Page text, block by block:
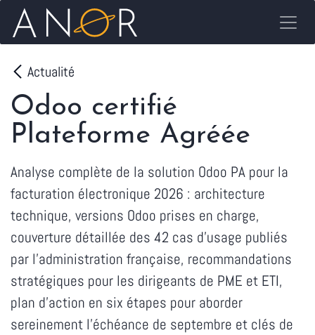
Se rendre au contenu
Actualité
Odoo certifié
Plateforme Agréée
Analyse complète de la solution Odoo PA pour la
facturation électronique 2026 : architecture
technique, versions Odoo prises en charge,
couverture détaillée des 42 cas d'usage publiés
par l'administration française, recommandations
stratégiques pour les dirigeants de PME et ETI,
plan d'action en six étapes pour aborder
sereinement l'échéance de septembre et clés de